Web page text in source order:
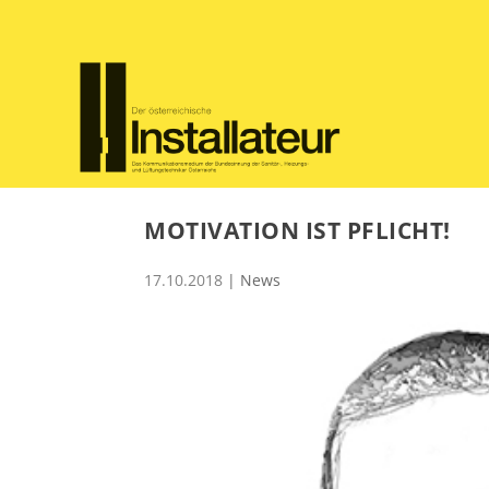
MOTIVATION IST PFLICHT!
17.10.2018 | News